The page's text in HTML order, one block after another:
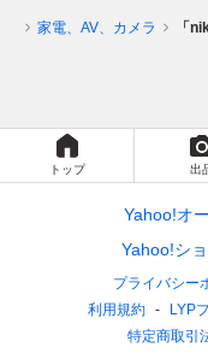
家電、AV、カメラ 「
トップ 出
Yahoo!オ
Yahoo!シ
プライバシー
利用規約
LYP
特定商取引